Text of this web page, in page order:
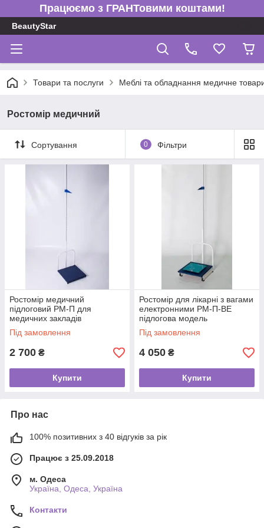
Працюємо з ГРАНТовими коштами!
BeautyStar
Товари та послуги Меблі та обладнання медичне товари
Ростомір медичний
Сортування 0 Фільтри
Ростомір медичний
підлоговий РМ-П для
медичних закладів
Під замовлення
2 700 ₴
Купити
Ростомір для лікарні з вагами
електронними РМ-П-ВЕ
підлогова модель
Під замовлення
4 050 ₴
Купити
Про нас
100% позитивних з 40 відгуків за рік
Працює з 25.09.2018
м. Одеса
Україна, Одеса, Україна
Контакти